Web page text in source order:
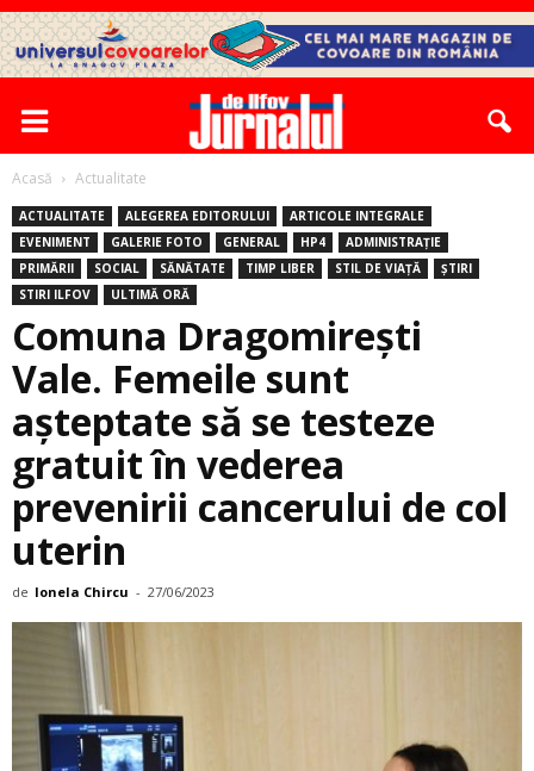
Acasă Actualitate
ACTUALITATE ALEGEREA EDITORULUI
ARTICOLE INTEGRALE
EVENIMENT
GALERIE FOTO GENERAL HP4
ADMINISTRAȚIE
PRIMĂRII
SOCIAL SĂNĂTATE TIMP LIBER STIL DE VIAȚĂ
ȘTIRI
STIRI ILFOV
ULTIMĂ ORĂ
Comuna Dragomirești
Vale. Femeile sunt
aşteptate să se testeze
gratuit în vederea
prevenirii cancerului de col
uterin
de Ionela Chircu - 27/06/2023